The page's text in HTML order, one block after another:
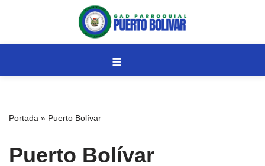
al
Portada » Puerto Bolívar
Puerto Bolívar